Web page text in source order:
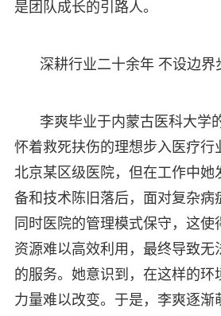
是团队成长的引路人。
深耕行业二十余年 不设边界
李爽毕业于内蒙古医科大学
怀着救死扶伤的理想步入医疗行
北京某区级医院，但在工作中她
备和技术陈旧落后，面对复杂病
同时医院的管理模式保守，这使
资源难以高效利用，最终导致无
的服务。她意识到，在这样的环
力量难以改变。于是，李爽逐渐